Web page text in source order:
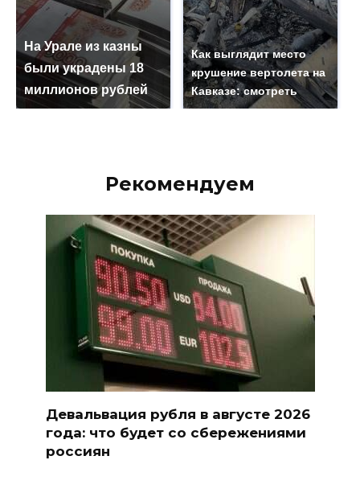
На Урале из казны
были украдены 18
миллионов рублей
Как выглядит место
крушение вертолета на
Кавказе: смотреть
Рекомендуем
Девальвация рубля в августе 2026
года: что будет со сбережениями
россиян